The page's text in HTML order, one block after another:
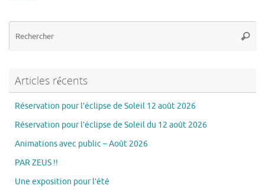
Articles récents
Réservation pour l’éclipse de Soleil 12 août 2026
Réservation pour l’éclipse de Soleil du 12 août 2026
Animations avec public – Août 2026
PAR ZEUS !!
Une exposition pour l’été